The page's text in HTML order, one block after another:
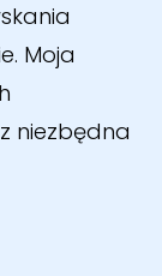
Moja
niezbędna